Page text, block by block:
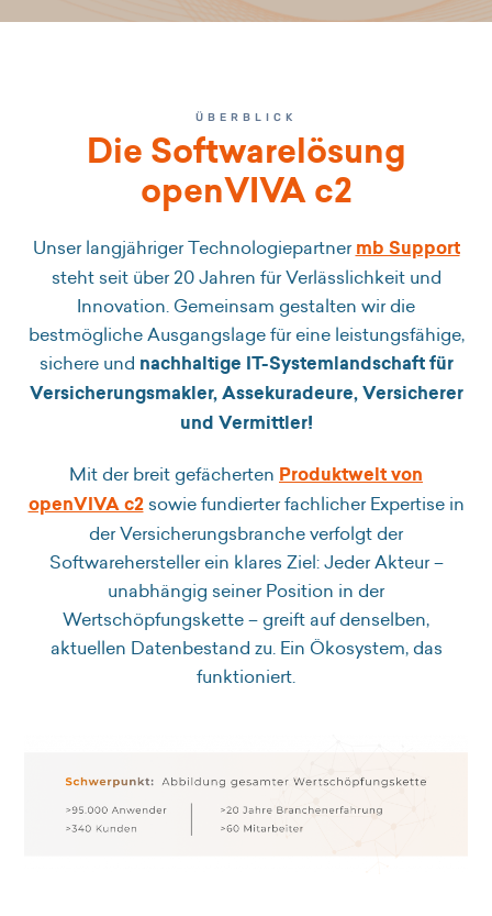
ÜBERBLICK
Die Softwarelösung
openVIVA c2
Unser langjähriger Technologiepartnermb Support
steht seit über 20 Jahren für Verlässlichkeit und
Innovation. Gemeinsam gestalten wir die
bestmögliche Ausgangslage für eine leistungsfähige,
sichere und nachhaltige IT-Systemlandschaft für
Versicherungsmakler, Assekuradeure, Versicherer
und Vermittler!
Mit der breit gefächerten Produktwelt von
openVIVA c2sowie fundierter fachlicher Expertise in
der Versicherungsbranche verfolgt der
Softwarehersteller ein klares Ziel: Jeder Akteur –
unabhängig seiner Position in der
Wertschöpfungskette – greift auf denselben,
aktuellen Datenbestand zu. Ein Ökosystem, das
funktioniert.